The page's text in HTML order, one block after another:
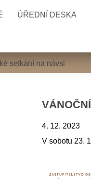
ÚŘEDNÍ DESKA
setkání na návsi
4. 12. 2023
V sobotu 23.